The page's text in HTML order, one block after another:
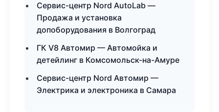
Сервис-центр Nord AutoLab —
Продажа и установка
допоборудования в Волгоград
ГК V8 Автомир — Автомойка и
детейлинг в Комсомольск-на-Амуре
Сервис-центр Nord Автомир —
Электрика и электроника в Самара